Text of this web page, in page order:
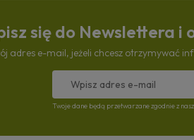
się do Newslettera i
adres e-mail, jeżeli chcesz otrzymywać
Twoje dane będą przetwarzane zgodnie z